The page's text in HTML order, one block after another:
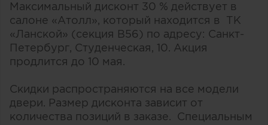
Максимальный дисконт 30 % действует в
салоне «Атолл», который находится в ТК
«Ланской» (секция B56) по адресу: Санкт-
Петербург, Студенческая, 10. Акция
продлится до 10 мая.
Скидки распространяются на все модели
двери. Размер дисконта зависит от
количества позиций в заказе. Специальным